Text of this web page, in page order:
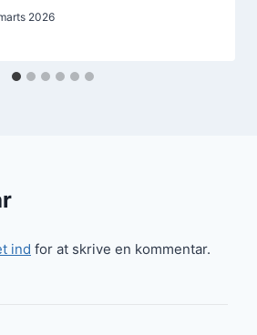
2026
ind for at skrive en kommentar.